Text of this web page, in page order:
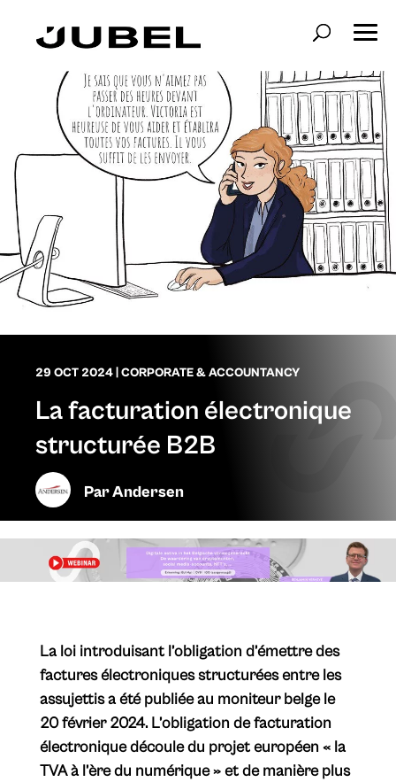
29 OCT 2024 CORPORATE & ACCOUNTANCY
La facturation électronique
structurée B2B
ParAndersen
La loi introduisant l’obligation d’émettre des
factures électroniques structurées entre les
assujettis a été publiée au moniteur belge le
20 février 2024. L’obligation de facturation
électronique découle du projet européen « la
TVA à l’ère du numérique » et de manière plus